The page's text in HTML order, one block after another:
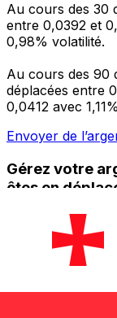
Au cours des 30
entre 0,0392 et
0,98% volatilité.
Au cours des 90
déplacées entre
0,0412 avec
Envoyer de
Gérez votre
êtes en
L'application Xe
nécessaires
et la gestion de
programmez